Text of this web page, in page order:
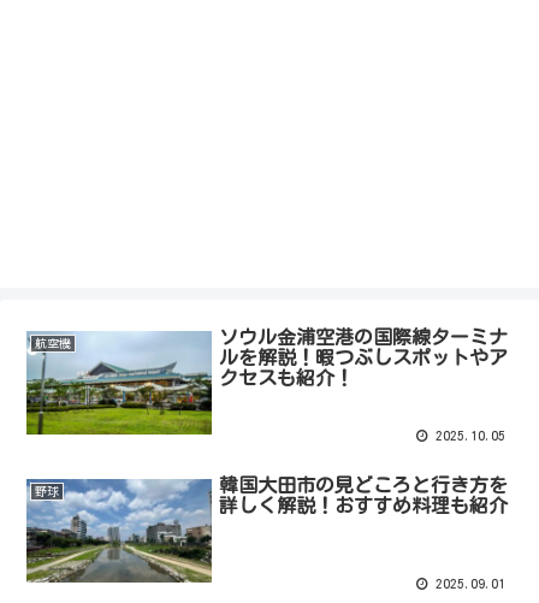
航空機
ソウル金浦空港の国際線ターミナ
ルを解説！暇つぶしスポットやア
クセスも紹介！
2025.10.05
野球
韓国大田市の見どころと行き方を
詳しく解説！おすすめ料理も紹介
2025.09.01